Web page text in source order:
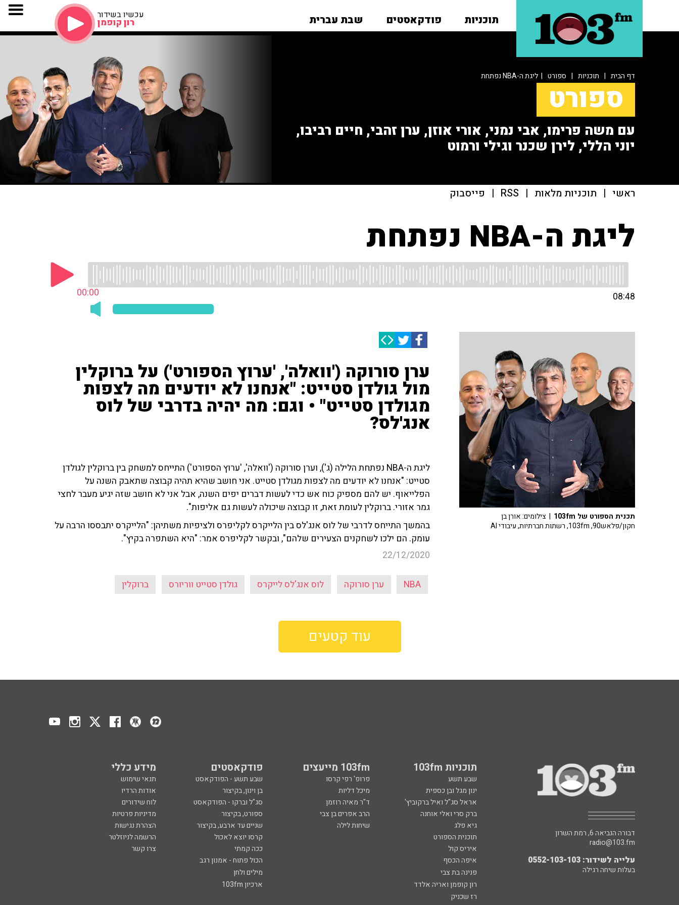
תוכניות פודקאסטים שבת עברית עכשיו בשידור
רון קופמן
דף הבית | תוכניות | ספורט | ליגת ה-NBA נפתחת
ספורט
עם משה פרימו, אבי נמני, אורי אוזן, ערן זהבי, חיים רביבו,
יוני הללי, לירן שכנר וגילי ורמוט
ראשי | תוכניות מלאות |
RSS
| פייסבוק
ליגת ה-NBA נפתחת
00:00 08:48
ערן סורוקה ('וואלה', 'ערוץ הספורט') על ברוקלין
מול גולדן סטייט: "אנחנו לא יודעים מה לצפות
מגולדן סטייט" • וגם: מה יהיה בדרבי של לוס
אנג'לס?
ליגת ה-NBA נפתחת הלילה (ג'), וערן סורוקה ('וואלה', 'ערוץ הספורט') התייחס למשחק בין ברוקלין לגולדן
סטייט: "אנחנו לא יודעים מה לצפות מגולדן סטייט. אני חושב שהיא תהיה קבוצה שתאבק השנה על
הפלייאוף. יש להם מספיק כוח אש כדי לעשות דברים יפים השנה, אבל אני לא חושב שזה יגיע מעבר לחצי
גמר אזורי. ברוקלין לעומת זאת, זו קבוצה שיכולה לעשות גם אליפות".
בהמשך התייחס לדרבי של לוס אנג'לס בין הלייקרס לקליפרס ולציפיות משתיהן: "הלייקרס יתבססו הרבה על
עומק. הם ילכו לשחקנים הצעירים שלהם", ובקשר לקליפרס אמר: "היא השתפרה בקיץ".
22/12/2020
NBA ערן סורוקה לוס אנג'לס לייקרס גולדן סטייט ווריורס ברוקלין
תכנית הספורט של 103fm
| צילומים: אורן בן
חקון/פלאש90, 103fm, רשתות חברתיות, עיבודי AI
עוד קטעים
תוכניות 103fm 103fm מייעצים פודקאסטים מידע כללי
שבע תשע פרופ' רפי קרסו שבע תשע - הפודקאסט
תנאי שימוש
ינון מגל ובן כספית
מיכל דליות בן וינון, בקיצור
אודות הרדיו
אראל סג"ל ואיל ברקוביץ'
ד"ר מאיה רוזמן סג"ל וברקו - הפודקאסט
לוח שידורים
ברק סרי ואלי אוחנה
הרב אפרים בן צבי ספורט, בקיצור
מדיניות פרטיות
גיא פלג
שיחות לילה שניים עד ארבע, בקיצור
הצהרת נגישות
תוכנית הספורט
קרסו יוצא לאכול
הרשמה לניוזלטר
איריס קול
ככה קמתי
צרו קשר
איפה הכסף
הכול פתוח - אמנון רגב
פנינה בת צבי
מילים ולחן
רון קופמן ואריה אלדד
ארכיון 103fm
רז שכניק
דבורה הנביאה 6, רמת השרון
radio@103.fm
עלייה לשידור: 0552-103-103
בעלות שיחה רגילה